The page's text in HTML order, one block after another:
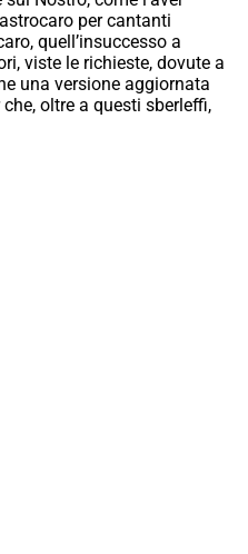
per cantanti
quell’insuccesso a
viste le richieste, dovute a
una versione aggiornata
oltre a questi sberleffi,